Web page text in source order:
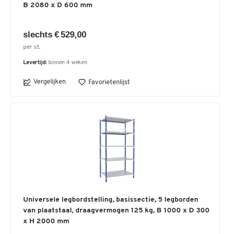
B 2080 x D 600 mm
slechts € 529,00
per st.
Levertijd: binnen 4 weken
Vergelijken Favorietenlijst
Universele legbordstelling, basissectie, 5 legborden
van plaatstaal, draagvermogen 125 kg, B 1000 x D 300
x H 2000 mm